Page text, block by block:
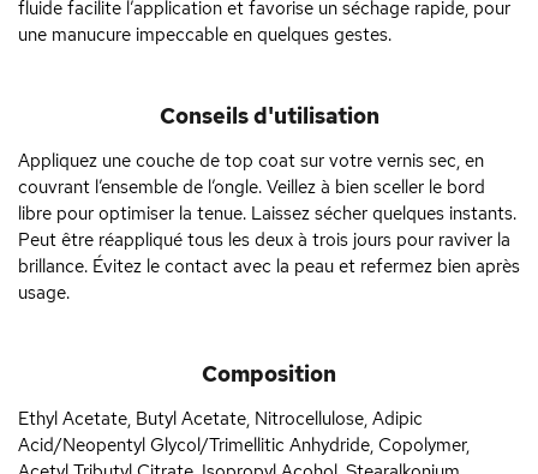
fluide facilite l’application et favorise un séchage rapide, pour
une manucure impeccable en quelques gestes.
Conseils d'utilisation
Appliquez une couche de top coat sur votre vernis sec, en
couvrant l’ensemble de l’ongle. Veillez à bien sceller le bord
libre pour optimiser la tenue. Laissez sécher quelques instants.
Peut être réappliqué tous les deux à trois jours pour raviver la
brillance. Évitez le contact avec la peau et refermez bien après
usage.
Composition
Ethyl Acetate, Butyl Acetate, Nitrocellulose, Adipic
Acid/Neopentyl Glycol/Trimellitic Anhydride, Copolymer,